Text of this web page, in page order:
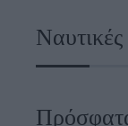
Ναυτικές